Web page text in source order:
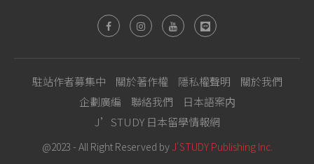
駐站作者募集中 關於著作權 隱私權聲明
關於我們
企劃廣編
聯絡我們
日本語案内
J’STUDY 日本留學情報網
@2023 - All Right Reserved by J'STUDY Publishing Inc.